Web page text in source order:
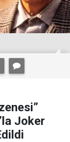
Joker